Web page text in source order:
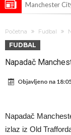
Manchester
od njih je
Прijelom u
City prodao
Početna Fudbal
FUDBAL
Napadač
Objavljeno na
Napadač
izlaz iz Old